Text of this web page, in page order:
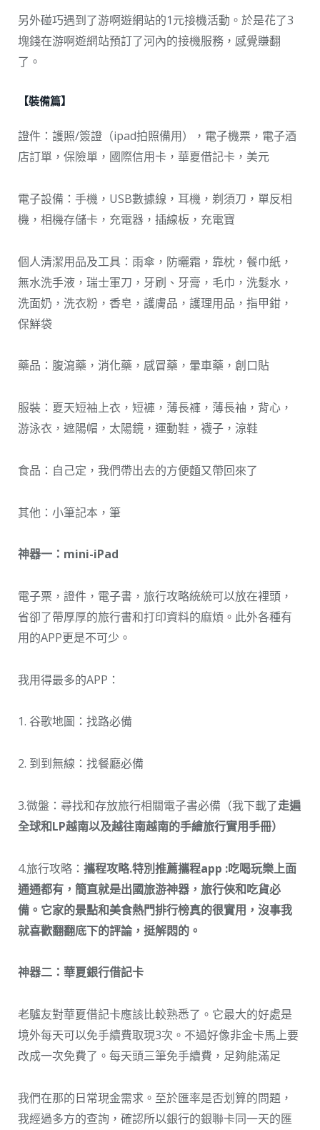
另外碰巧遇到了游啊遊網站的1元接機活動。於是花了3
塊錢在游啊遊網站預訂了河內的接機服務，感覺賺翻
了。
【裝備篇】
證件：護照/簽證（ipad拍照備用），電子機票，電子酒
店訂單，保險單，國際信用卡，華夏借記卡，美元
電子設備：手機，USB數據線，耳機，剃須刀，單反相
機，相機存儲卡，充電器，插線板，充電寶
個人清潔用品及工具：雨傘，防曬霜，靠枕，餐巾紙，
無水洗手液，瑞士軍刀，牙刷、牙膏，毛巾，洗髮水，
洗面奶，洗衣粉，香皂，護膚品，護理用品，指甲鉗，
保鮮袋
藥品：腹瀉藥，消化藥，感冒藥，暈車藥，創口貼
服裝：夏天短袖上衣，短褲，薄長褲，薄長袖，背心，
游泳衣，遮陽帽，太陽鏡，運動鞋，襪子，涼鞋
食品：自己定，我們帶出去的方便麵又帶回來了
其他：小筆記本，筆
神器一：mini-iPad
電子票，證件，電子書，旅行攻略統統可以放在裡頭，
省卻了帶厚厚的旅行書和打印資料的麻煩。此外各種有
用的APP更是不可少。
我用得最多的APP：
1. 谷歌地圖：找路必備
2. 到到無線：找餐廳必備
3.微盤：尋找和存放旅行相關電子書必備（我下載了走遍
全球和LP越南以及越往南越南的手繪旅行實用手冊）
4.旅行攻略： 攜程攻略.特別推薦攜程app :吃喝玩樂上面
通通都有，簡直就是出國旅游神器，旅行俠和吃貨必
備。它家的景點和美食熱門排行榜真的很實用，沒事我
就喜歡翻翻底下的評論，挺解悶的。
神器二：華夏銀行借記卡
老驢友對華夏借記卡應該比較熟悉了。它最大的好處是
境外每天可以免手續費取現3次。不過好像非金卡馬上要
改成一次免費了。每天頭三筆免手續費，足夠能滿足
我們在那的日常現金需求。至於匯率是否划算的問題，
我經過多方的查詢，確認所以銀行的銀聯卡同一天的匯